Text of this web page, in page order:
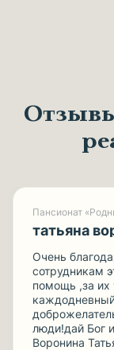
Очень
сотрудникам
помощь ,за
люди!дай Бог
Воронина